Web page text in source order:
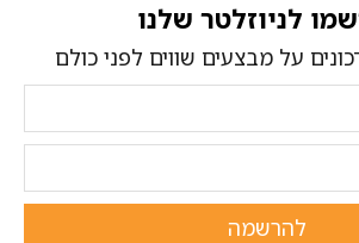
לניוזלטר שלנו
על מבצעים שווים לפני כולם
להרשמה